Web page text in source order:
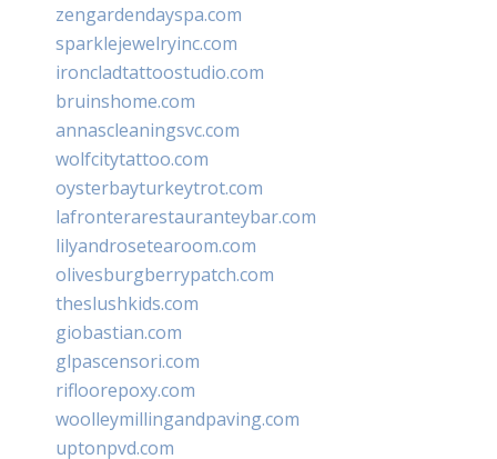
zengardendayspa.com
sparklejewelryinc.com
ironcladtattoostudio.com
bruinshome.com
annascleaningsvc.com
wolfcitytattoo.com
oysterbayturkeytrot.com
lafronterarestauranteybar.com
lilyandrosetearoom.com
olivesburgberrypatch.com
theslushkids.com
giobastian.com
glpascensori.com
rifloorepoxy.com
woolleymillingandpaving.com
uptonpvd.com